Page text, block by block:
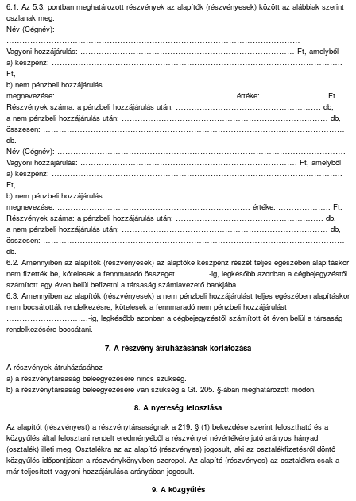
6.1. Az 5.3. pontban meghatározott részvények az alapítók (részvényesek) között az alábbiak szerint
oszlanak meg:
Név (Cégnév):
…………………………………………………………………………………………………
Vagyoni hozzájárulás: ……………………………………………………………………… Ft, amelyből
a) készpénz: ………………………………………………………………………………………………..
Ft,
b) nem pénzbeli hozzájárulás
megnevezése: …………………………………………………………. értéke: …………………… Ft.
Részvények száma: a pénzbeli hozzájárulás után: ………………………………………………. db,
a nem pénzbeli hozzájárulás után: …………………………………………………………………… db,
összesen: ……………………………………………………………………………………………………
db.
Név (Cégnév): ……………………………………………………………………………………………….
Vagyoni hozzájárulás: ………………………………………………………………………. Ft, amelyből
a) készpénz: ………………………………………………………………………………………………..
Ft,
b) nem pénzbeli hozzájárulás
megnevezése: ………………………………………………………………. értéke: ……………….. Ft.
Részvények száma: a pénzbeli hozzájárulás után: ……………………………………………….. db,
a nem pénzbeli hozzájárulás után: …………………………………………………………………… db,
összesen: ……………………………………………………………………………………………………
db.
6.2. Amennyiben az alapítók (részvényesek) az alaptőke készpénz részét teljes egészében alapításkor
nem fizették be, kötelesek a fennmaradó összeget …………-ig, legkésőbb azonban a cégbejegyzéstől
számított egy éven belül befizetni a társaság számlavezető bankjába.
6.3. Amennyiben az alapítók (részvényesek) a nem pénzbeli hozzájárulást teljes egészében alapításkor
nem bocsátották rendelkezésre, kötelesek a fennmaradó nem pénzbeli hozzájárulást
………………………….-ig, legkésőbb azonban a cégbejegyzéstől számított öt éven belül a társaság
rendelkezésére bocsátani.
7. A részvény átruházásának korlátozása
A részvények átruházásához
a) a részvénytársaság beleegyezésére nincs szükség.
b) a részvénytársaság beleegyezésére van szükség a Gt. 205. §-ában meghatározott módon.
8. A nyereség felosztása
Az alapítót (részvényest) a részvénytársaságnak a 219. § (1) bekezdése szerint felosztható és a
közgyűlés által felosztani rendelt eredményéből a részvényei névértékére jutó arányos hányad
(osztalék) illeti meg. Osztalékra az az alapító (részvényes) jogosult, aki az osztalékfizetésről döntő
közgyűlés időpontjában a részvénykönyvben szerepel. Az alapító (részvényes) az osztalékra csak a
már teljesített vagyoni hozzájárulása arányában jogosult.
9. A közgyűlés